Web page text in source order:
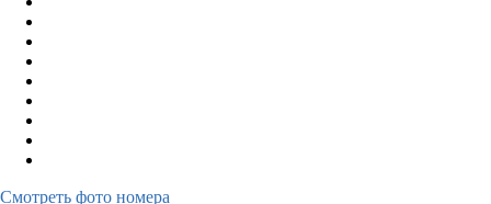
Смотреть фото номера